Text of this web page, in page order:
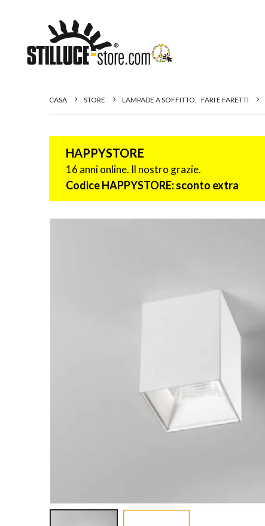
CASA STORE LAMPADE A SOFFITTO, FARI E FARETTI
HAPPYSTORE
16 anni online. Il nostro grazie.
Codice HAPPYSTORE: sconto extra